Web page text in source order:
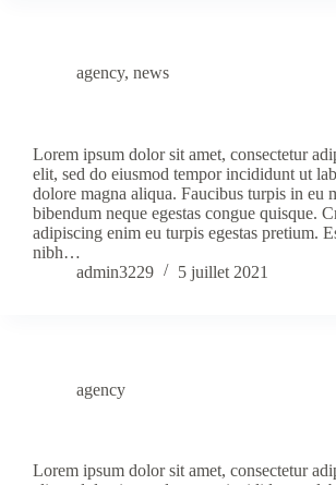
agency, news
Lorem ipsum dolor sit amet, consectetur
elit, sed do eiusmod tempor incididunt ut
dolore magna aliqua. Faucibus turpis in eu
bibendum neque egestas congue quisque.
adipiscing enim eu turpis egestas pretium.
nibh…
admin3229
5 juillet 2021
agency
Lorem ipsum dolor sit amet, consectetur